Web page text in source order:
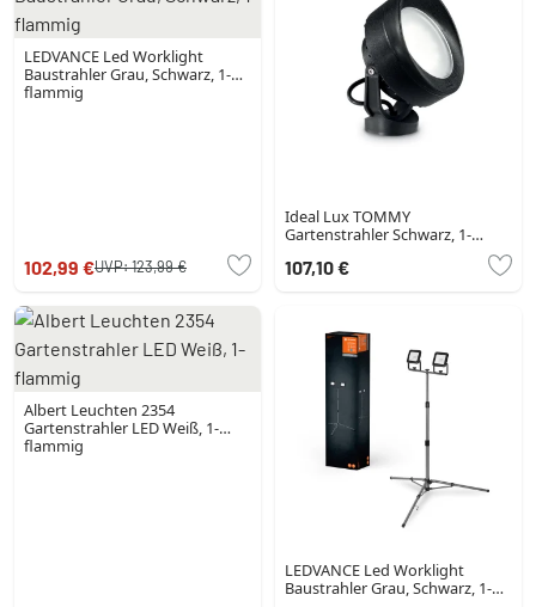
LEDVANCE Led Worklight
Baustrahler Grau, Schwarz, 1-
flammig
102,99 €UVP:123,99 €
Ideal Lux TOMMY
Gartenstrahler Schwarz, 1-
107,10 €
Albert Leuchten 2354
Gartenstrahler LED Weiß, 1-
flammig
LEDVANCE Led Worklight
Baustrahler Grau, Schwarz, 1-